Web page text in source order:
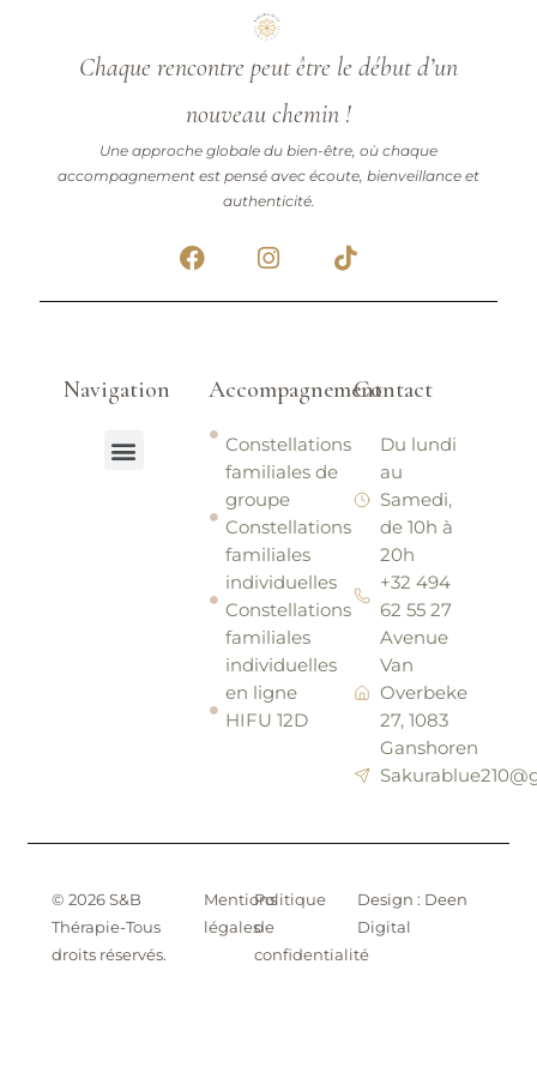
Chaque rencontre peut être le début d’un
nouveau chemin !
Une approche globale du bien-être, où chaque
accompagnement est pensé avec écoute, bienveillance et
authenticité.
F
a
c
I
n
s
r
m
T
i
k
Navigation
Menu
Accompagnement
Constellations
familiales de
groupe
Constellations
familiales
individuelles
Constellations
familiales
individuelles
en ligne
HIFU 12D
Contact
Du lundi
au
Samedi,
de 10h à
20h
+32 494
62 55 27
Avenue
Van
Overbeke
27, 1083
Ganshoren
© 2026 S&B
Thérapie-Tous
droits réservés.
Mentions
légales
Politique
de
confidentialité
Design : Deen
Digital